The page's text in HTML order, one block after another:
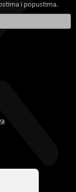
i popustima.